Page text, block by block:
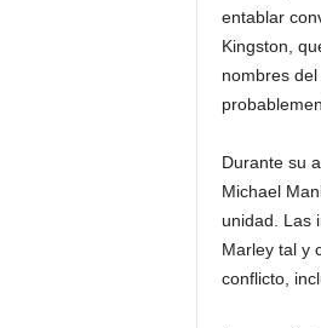
entablar
Kingston,
nombres
Durante su
Michael
unidad. Las
Marley tal y
conflicto,